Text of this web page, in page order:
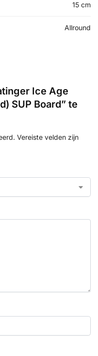
15 cm
Allround
Ice Age
SUP Board” te
Vereiste velden zijn